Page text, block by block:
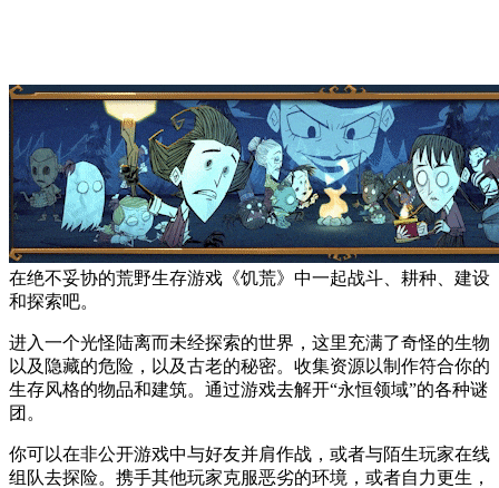
在绝不妥协的荒野生存游戏《饥荒》中一起战斗、耕种、建设
和探索吧。
进入一个光怪陆离而未经探索的世界，这里充满了奇怪的生物
以及隐藏的危险，以及古老的秘密。收集资源以制作符合你的
生存风格的物品和建筑。通过游戏去解开“永恒领域”的各种谜
团。
你可以在非公开游戏中与好友并肩作战，或者与陌生玩家在线
组队去探险。携手其他玩家克服恶劣的环境，或者自力更生，